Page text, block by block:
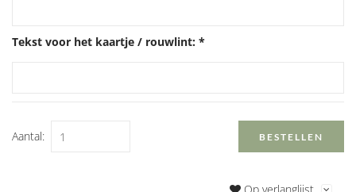
Tekst voor het kaartje / rouwlint: *
Aantal: BESTELLEN